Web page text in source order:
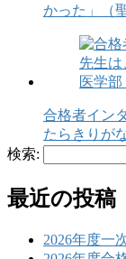
かった」（
合格者イン
たらきりが
検索:
最近の投稿
2026年度一